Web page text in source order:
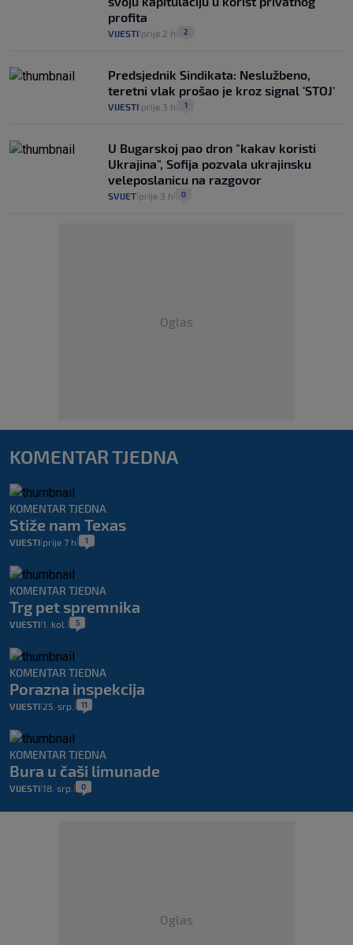
profita
VIJESTI prije 2 h 2
Predsjednik Sindikata: Neslužbeno,
teretni vlak prošao je kroz signal 'STOJ'
VIJESTI prije 3 h 1
U Bugarskoj pao dron "kakav koristi
Ukrajina", Sofija pozvala ukrajinsku
veleposlanicu na razgovor
SVIJET prije 3 h 0
Oglas
KOMENTAR TJEDNA
KOMENTAR TJEDNA
Stiže nam Texas
VIJESTI prije 7 h 1
KOMENTAR TJEDNA
Trg pet spremnika
VIJESTI 1. kol. 5
KOMENTAR TJEDNA
Porazna inspekcija
VIJESTI 25. srp. 11
KOMENTAR TJEDNA
Bura u čaši limunade
VIJESTI 18. srp. 0
Oglas